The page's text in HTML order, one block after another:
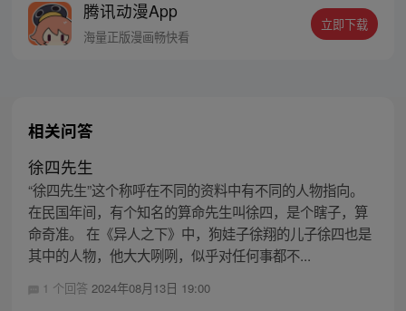
腾讯动漫App
海量正版漫画畅快看
立即下载
相关问答
徐四先生
“徐四先生”这个称呼在不同的资料中有不同的人物指向。
在民国年间，有个知名的算命先生叫徐四，是个瞎子，算
命奇准。 在《异人之下》中，狗娃子徐翔的儿子徐四也是
其中的人物，他大大咧咧，似乎对任何事都不...
1 个回答 2024年08月13日 19:00